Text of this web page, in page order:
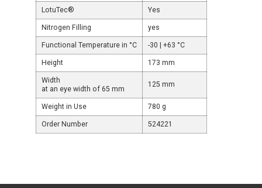
LotuTec® Yes
Nitrogen Filling yes
Functional Temperature in °C -30 | +63 °C
Height 173 mm
Width
at an eye width of 65 mm
125 mm
Weight in Use 780 g
Order Number 524221